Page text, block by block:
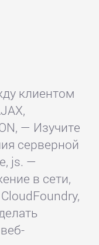
клиентом
— Изучите
серверной
js. —
в сети,